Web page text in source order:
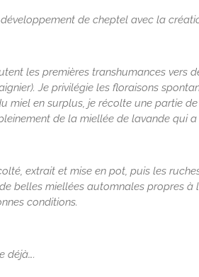
de cheptel avec la
les premières transhumances
Je privilégie les floraisons
miel en surplus, je récolte une partie
de la miellée de lavande qui
extrait et mise en pot, puis les
belles miellées automnales propres
conditions.
déjà….